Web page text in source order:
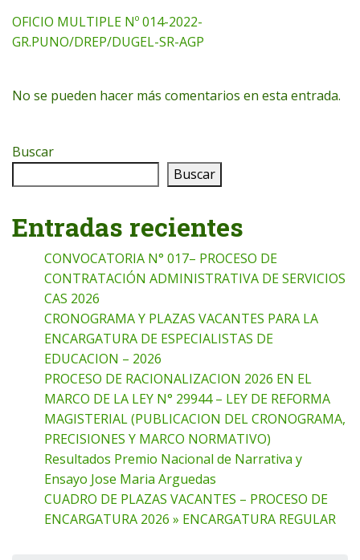
OFICIO MULTIPLE Nº 014-2022-
GR.PUNO/DREP/DUGEL-SR-AGP
No se pueden hacer más comentarios en esta entrada.
Buscar
Buscar
Entradas recientes
CONVOCATORIA N° 017– PROCESO DE
CONTRATACIÓN ADMINISTRATIVA DE SERVICIOS
CAS 2026
CRONOGRAMA Y PLAZAS VACANTES PARA LA
ENCARGATURA DE ESPECIALISTAS DE
EDUCACION – 2026
PROCESO DE RACIONALIZACION 2026 EN EL
MARCO DE LA LEY N° 29944 – LEY DE REFORMA
MAGISTERIAL (PUBLICACION DEL CRONOGRAMA,
PRECISIONES Y MARCO NORMATIVO)
Resultados Premio Nacional de Narrativa y
Ensayo Jose Maria Arguedas
CUADRO DE PLAZAS VACANTES – PROCESO DE
ENCARGATURA 2026 » ENCARGATURA REGULAR